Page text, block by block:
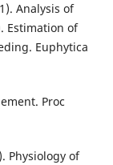
Analysis of
Estimation of
Euphytica
Proc
Physiology of